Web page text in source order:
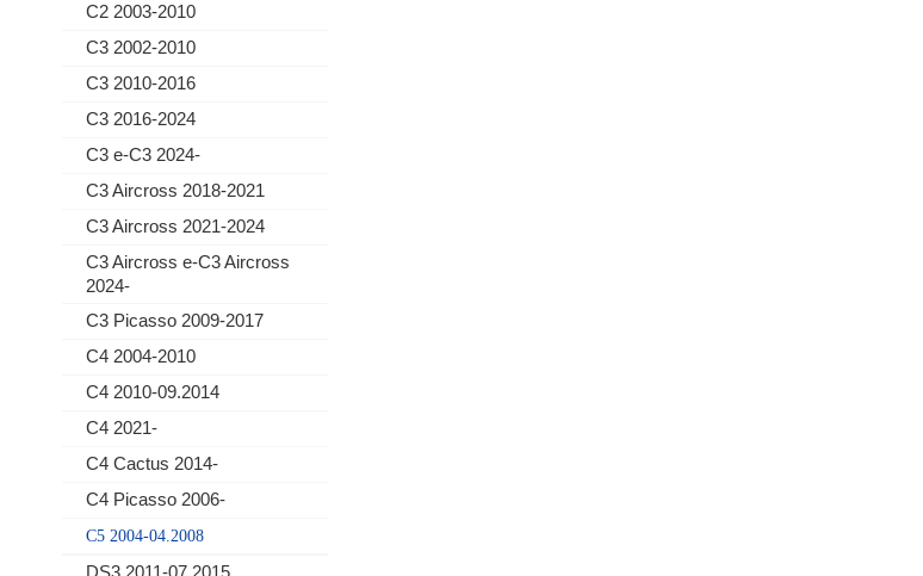
C2 2003-2010
C3 2002-2010
C3 2010-2016
C3 2016-2024
C3 e-C3 2024-
C3 Aircross 2018-2021
C3 Aircross 2021-2024
C3 Aircross e-C3 Aircross
2024-
C3 Picasso 2009-2017
C4 2004-2010
C4 2010-09.2014
C4 2021-
C4 Cactus 2014-
C4 Picasso 2006-
C5 2004-04.2008
DS3 2011-07.2015